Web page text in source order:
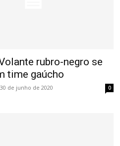
rubro-negro se
time gaúcho
30 de junho de 2020 0